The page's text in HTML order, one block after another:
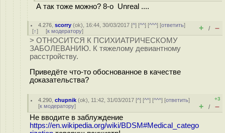
А так тоже можно? 8-о Unreal ....
4.276 ,scorry (ok), 16:44, 30/03/2017 [^] [^^] [^^^] [ответить]
[↑] [к модератору] + / –
> ОТНОСИТСЯ К ПСИХИАТРИЧЕСКОМУ
ЗАБОЛЕВАНИЮ. К тяжелому девиантному
расстройству.
Приведёте что-то обоснованное в качестве
доказательства?
4.290 ,chupnik (ok), 11:42, 31/03/2017 [^] [^^] [^^^] [ответить]
[к модератору]
+3
+ / –
Не вводите в заблуждение
https://en.wikipedia.org/wiki/BDSM#Medical_catego